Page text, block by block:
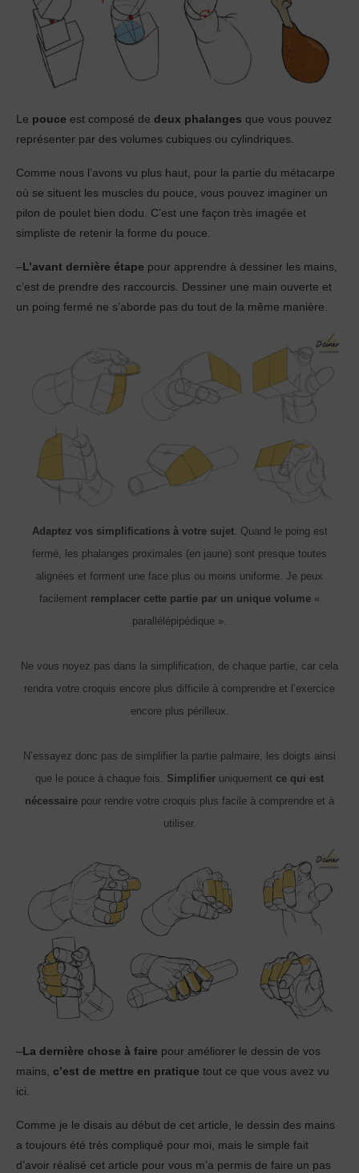
Le pouce est composé de deux phalanges que vous pouvez
représenter par des volumes cubiques ou cylindriques.
Comme nous l’avons vu plus haut, pour la partie du métacarpe
où se situent les muscles du pouce, vous pouvez imaginer un
pilon de poulet bien dodu. C’est une façon très imagée et
simpliste de retenir la forme du pouce.
–L’avant dernière étape pour apprendre à dessiner les mains,
c’est de prendre des raccourcis. Dessiner une main ouverte et
un poing fermé ne s’aborde pas du tout de la même manière.
Adaptez vos simplifications à votre sujet. Quand le poing est
fermé, les phalanges proximales (en jaune) sont presque toutes
alignées et forment une face plus ou moins uniforme. Je peux
facilement remplacer cette partie par un unique volume «
parallélépipédique ».
Ne vous noyez pas dans la simplification, de chaque partie, car cela
rendra votre croquis encore plus difficile à comprendre et l’exercice
encore plus périlleux.
N’essayez donc pas de simplifier la partie palmaire, les doigts ainsi
que le pouce à chaque fois. Simplifier uniquement ce qui est
nécessaire pour rendre votre croquis plus facile à comprendre et à
utiliser.
–La dernière chose à faire pour améliorer le dessin de vos
mains, c’est de mettre en pratique tout ce que vous avez vu
ici.
Comme je le disais au début de cet article, le dessin des mains
a toujours été très compliqué pour moi, mais le simple fait
d’avoir réalisé cet article pour vous m’a permis de faire un pas